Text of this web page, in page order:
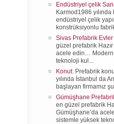
Endüstriyel çelik
Karmod1986
endüstriyel çelik
konstrüksiyonlu
Sivas Prefabrik Evler
güzel prefabrik Hazır
acele edin… Modern
teknoloji kul...
Konut: Prefabrik
yılında İstanbul da
başlayan firmamız
Gümüşhane
en güzel prefabrik
Gümüşhane’da
sistemle yüksek